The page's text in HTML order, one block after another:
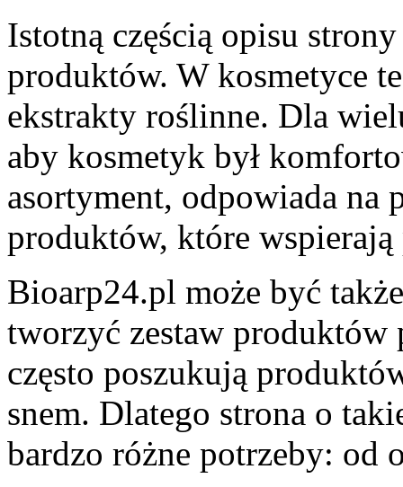
Istotną częścią opisu
produktów. W kosmetyce
ekstrakty roślinne. Dla
aby kosmetyk był
asortyment, odpowiada na
produktów, które wspierają
Bioarp24.pl może być
tworzyć zestaw
często poszukują
snem. Dlatego strona o
bardzo różne potrzeby: od